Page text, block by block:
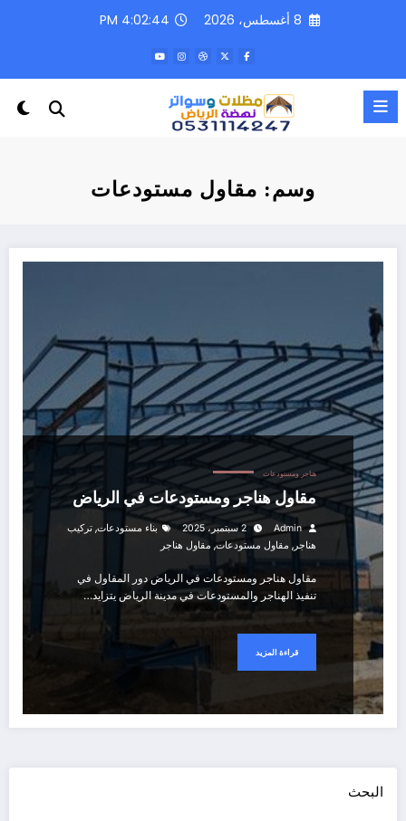
8 أغسطس، 2026 4:02:44 PM
وسم: مقاول مستودعات
هناجر ومستودعات
مقاول هناجر ومستودعات في الرياض
Admin 2 سبتمبر، 2025 بناء مستودعات, تركيب
هناجر , مقاول مستودعات, مقاول هناجر
مقاول هناجر ومستودعات في الرياض دور المقاول في
تنفيذ الهناجر والمستودعات في مدينة الرياض يتزايد…
قراءة المزيد
البحث